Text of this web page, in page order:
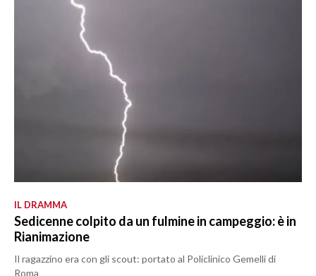
IL DRAMMA
Sedicenne colpito da un fulmine in campeggio: è in
Rianimazione
Il ragazzino era con gli scout: portato al Policlinico Gemelli di
Roma